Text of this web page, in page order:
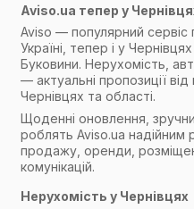
Aviso.ua тепер у
Aviso — популярний
Україні, тепер і у
Буковини. Нерухомість,
— актуальні пропозиції
Чернівцях та області.
Щоденні оновлення,
роблять Aviso.ua надійним
продажу, оренди,
комунікацій.
Нерухомість у Чернівцях